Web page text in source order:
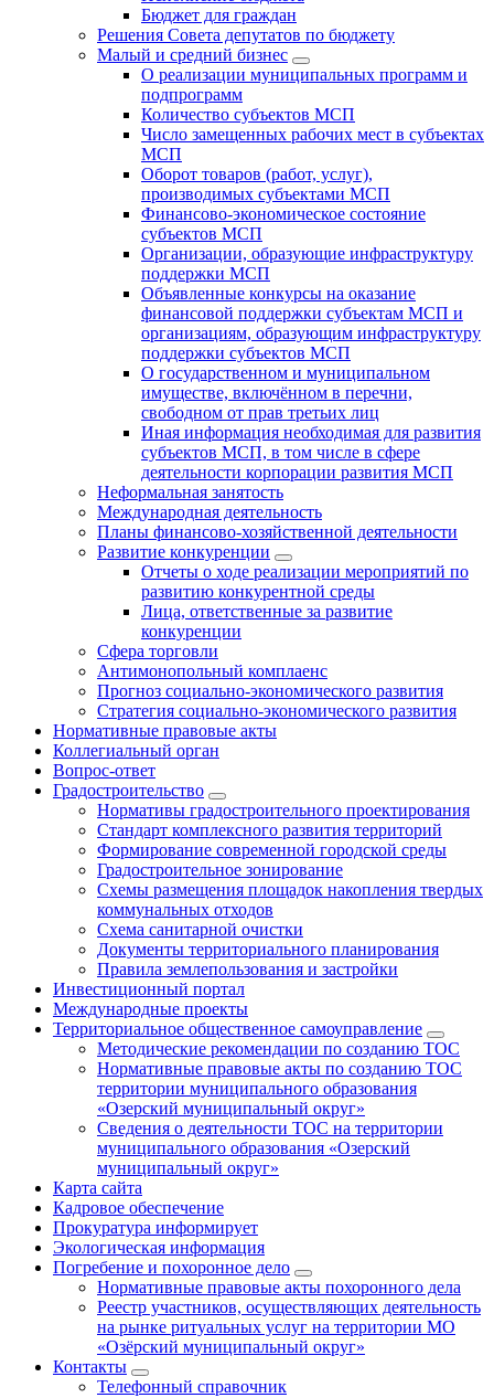
Бюджет для граждан
Решения Совета депутатов по бюджету
Малый и средний бизнес
О реализации муниципальных программ и
подпрограмм
Количество субъектов МСП
Число замещенных рабочих мест в субъектах
МСП
Оборот товаров (работ, услуг),
производимых субъектами МСП
Финансово-экономическое состояние
субъектов МСП
Организации, образующие инфраструктуру
поддержки МСП
Объявленные конкурсы на оказание
финансовой поддержки субъектам МСП и
организациям, образующим инфраструктуру
поддержки субъектов МСП
О государственном и муниципальном
имуществе, включённом в перечни,
свободном от прав третьих лиц
Иная информация необходимая для развития
субъектов МСП, в том числе в сфере
деятельности корпорации развития МСП
Неформальная занятость
Международная деятельность
Планы финансово-хозяйственной деятельности
Развитие конкуренции
Отчеты о ходе реализации мероприятий по
развитию конкурентной среды
Лица, ответственные за развитие
конкуренции
Сфера торговли
Антимонопольный комплаенс
Прогноз социально-экономического развития
Стратегия социально-экономического развития
Нормативные правовые акты
Коллегиальный орган
Вопрос-ответ
Градостроительство
Нормативы градостроительного проектирования
Стандарт комплексного развития территорий
Формирование современной городской среды
Градостроительное зонирование
Схемы размещения площадок накопления твердых
коммунальных отходов
Схема санитарной очистки
Документы территориального планирования
Правила землепользования и застройки
Инвестиционный портал
Международные проекты
Территориальное общественное самоуправление
Методические рекомендации по созданию ТОС
Нормативные правовые акты по созданию ТОС
территории муниципального образования
«Озерский муниципальный округ»
Сведения о деятельности ТОС на территории
муниципального образования «Озерский
муниципальный округ»
Карта сайта
Кадровое обеспечение
Прокуратура информирует
Экологическая информация
Погребение и похоронное дело
Нормативные правовые акты похоронного дела
Реестр участников, осуществляющих деятельность
на рынке ритуальных услуг на территории МО
«Озёрский муниципальный округ»
Контакты
Телефонный справочник